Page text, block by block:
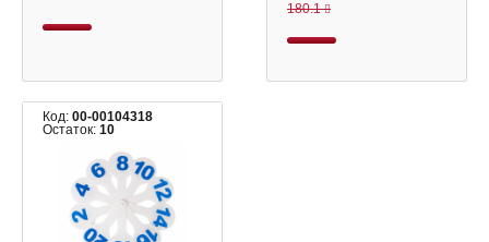
180.1
Код: 00-00104318
Остаток: 10